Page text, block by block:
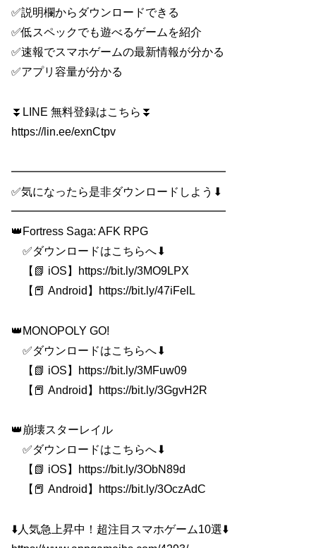
✅説明欄からダウンロードできる
✅低スペックでも遊べるゲームを紹介
✅速報でスマホゲームの最新情報が分かる
✅アプリ容量が分かる
⏬LINE 無料登録はこちら⏬
https://lin.ee/exnCtpv
━━━━━━━━━━━━━━━━━━━
✅気になったら是非ダウンロードしよう⬇
━━━━━━━━━━━━━━━━━━━
👑Fortress Saga: AFK RPG
✅ダウンロードはこちらへ⬇
【📗 iOS】https://bit.ly/3MO9LPX
【📕 Android】https://bit.ly/47iFelL
👑MONOPOLY GO!
✅ダウンロードはこちらへ⬇
【📗 iOS】https://bit.ly/3MFuw09
【📕 Android】https://bit.ly/3GgvH2R
👑崩壊スターレイル
✅ダウンロードはこちらへ⬇
【📗 iOS】https://bit.ly/3ObN89d
【📕 Android】https://bit.ly/3OczAdC
⬇️人気急上昇中！超注目スマホゲーム10選⬇️